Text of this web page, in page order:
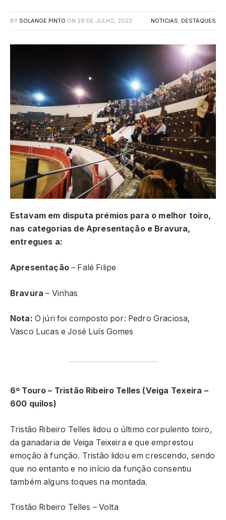
BY SOLANGE PINTO ON 29 DE JULHO, 2023 NOTICIAS, DESTAQUES
Estavam em disputa prémios para o melhor toiro,
nas categorias de Apresentação e Bravura,
entregues a:
Apresentação– Falé Filipe
Bravura – Vinhas
Nota: O júri foi composto por: Pedro Graciosa,
Vasco Lucas e José Luís Gomes
6º Touro – Tristão Ribeiro Telles (Veiga Texeira –
600 quilos)
Tristão Ribeiro Telles lidou o último corpulento toiro,
da ganadaria de Veiga Teixeira e que emprestou
emoção à função. Tristão lidou em crescendo, sendo
que no entanto e no início da função consentiu
também alguns toques na montada.
Tristão Ribeiro Telles – Volta